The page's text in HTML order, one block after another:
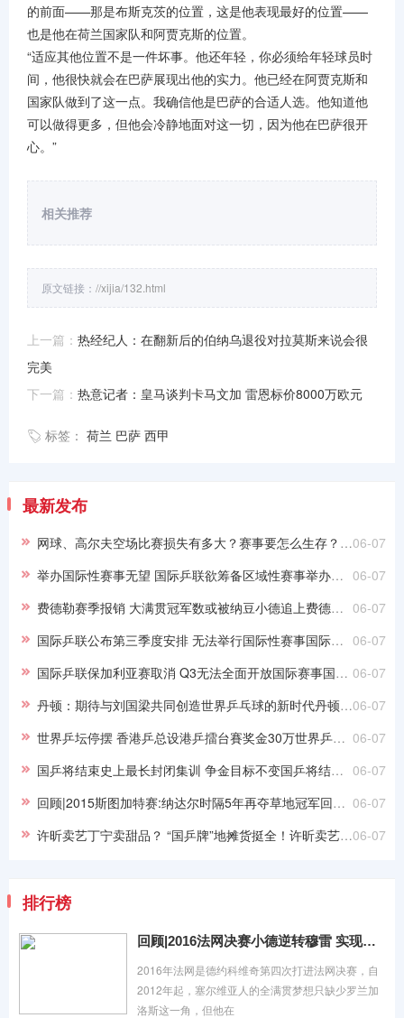
的前面——那是布斯克茨的位置，这是他表现最好的位置——
也是他在荷兰国家队和阿贾克斯的位置。
“适应其他位置不是一件坏事。他还年轻，你必须给年轻球员时
间，他很快就会在巴萨展现出他的实力。他已经在阿贾克斯和
国家队做到了这一点。我确信他是巴萨的合适人选。他知道他
可以做得更多，但他会冷静地面对这一切，因为他在巴萨很开
心。”
相关推荐
原文链接： //xijia/132.html
上一篇： 热经纪人：在翻新后的伯纳乌退役对拉莫斯来说会很
完美
下一篇： 热意记者：皇马谈判卡马文加 雷恩标价8000万欧元
标签： 荷兰 巴萨 西甲
最新发布
06-07
网球、高尔夫空场比赛损失有多大？赛事要怎么生存？网球、高尔夫空场比赛损失有多大？赛事要怎么生存？
06-07
举办国际性赛事无望 国际乒联欲筹备区域性赛事举办国际性赛事无望 国际乒联欲筹备区域性赛事
06-07
费德勒赛季报销 大满贯冠军数或被纳豆小德追上费德勒赛季报销 大满贯冠军数或被纳豆小德追上
06-07
国际乒联公布第三季度安排 无法举行国际性赛事国际乒联公布第三季度安排 无法举行国际性赛事
06-07
国际乒联保加利亚赛取消 Q3无法全面开放国际赛事国际乒联保加利亚赛取消 Q3无法全面开放国际赛事
06-07
丹顿：期待与刘国梁共同创造世界乒乓球的新时代丹顿：期待与刘国梁共同创造世界乒乓球的新时代
06-07
世界乒坛停摆 香港乒总设港乒擂台賽奖金30万世界乒坛停摆 香港乒总设港乒擂台賽奖金30万
06-07
国乒将结束史上最长封闭集训 争金目标不变国乒将结束史上最长封闭集训 争金目标不变
06-07
回顾|2015斯图加特赛:纳达尔时隔5年再夺草地冠军回顾|2015斯图加特赛:纳达尔时隔5年再夺草地冠军
06-07
许昕卖艺丁宁卖甜品？ “国乒牌”地摊货挺全！许昕卖艺丁宁卖甜品？ “国乒牌”地摊货挺全！
排行榜
回顾|2016法网决赛小德逆转穆雷 实现全满贯伟业
2016年法网是德约科维奇第四次打进法网决赛，自
2012年起，塞尔维亚人的全满贯梦想只缺少罗兰加
洛斯这一角，但他在